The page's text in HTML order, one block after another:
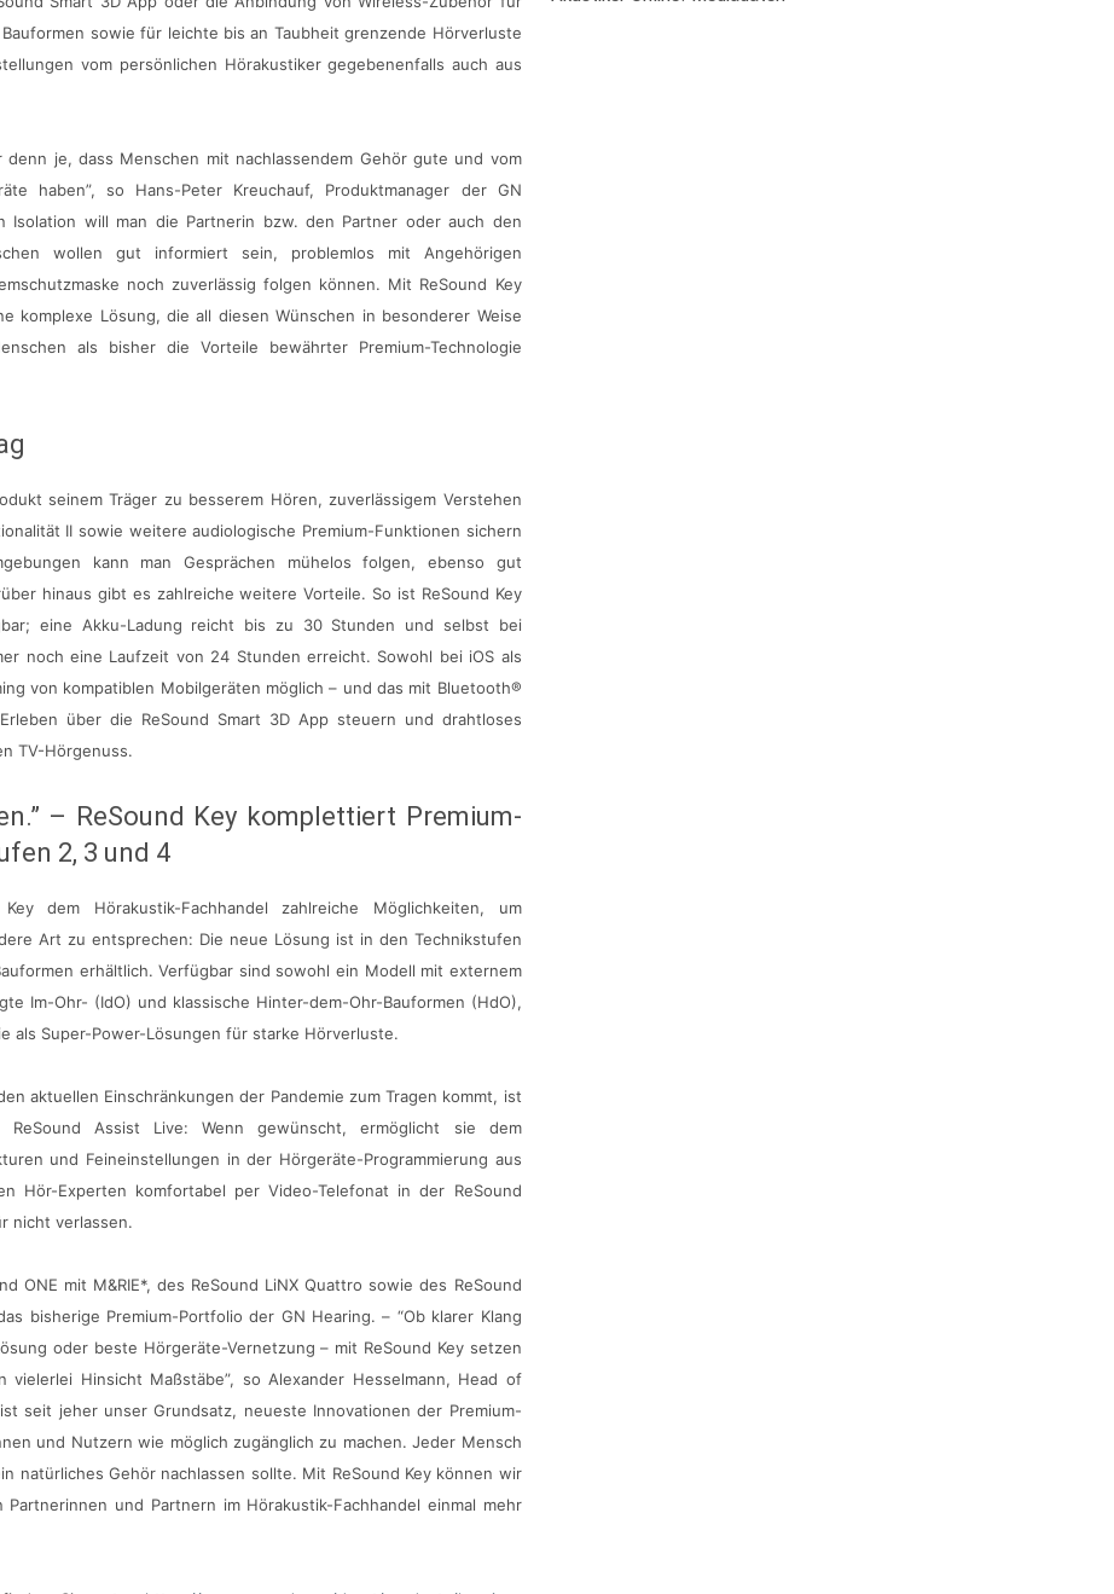
sowie für leichte bis an Taubheit grenzende Hörverluste
vom persönlichen Hörakustiker gegebenenfalls auch aus
je, dass Menschen mit nachlassendem Gehör gute und vom
haben”, so Hans-Peter Kreuchauf, Produktmanager der GN
Isolation will man die Partnerin bzw. den Partner oder auch den
wollen gut informiert sein, problemlos mit Angehörigen
noch zuverlässig folgen können. Mit ReSound Key
komplexe Lösung, die all diesen Wünschen in besonderer Weise
als bisher die Vorteile bewährter Premium-Technologie
seinem Träger zu besserem Hören, zuverlässigem Verstehen
II sowie weitere audiologische Premium-Funktionen sichern
kann man Gesprächen mühelos folgen, ebenso gut
hinaus gibt es zahlreiche weitere Vorteile. So ist ReSound Key
eine Akku-Ladung reicht bis zu 30 Stunden und selbst bei
noch eine Laufzeit von 24 Stunden erreicht. Sowohl bei iOS als
von kompatiblen Mobilgeräten möglich – und das mit Bluetooth®
über die ReSound Smart 3D App steuern und drahtloses
TV-Hörgenuss.
– ReSound Key komplettiert Premium-
2, 3 und 4
dem Hörakustik-Fachhandel zahlreiche Möglichkeiten, um
Art zu entsprechen: Die neue Lösung ist in den Technikstufen
erhältlich. Verfügbar sind sowohl ein Modell mit externem
Im-Ohr- (IdO) und klassische Hinter-dem-Ohr-Bauformen (HdO),
als Super-Power-Lösungen für starke Hörverluste.
aktuellen Einschränkungen der Pandemie zum Tragen kommt, ist
ReSound Assist Live: Wenn gewünscht, ermöglicht sie dem
und Feineinstellungen in der Hörgeräte-Programmierung aus
Hör-Experten komfortabel per Video-Telefonat in der ReSound
nicht verlassen.
ONE mit M&RIE*, des ReSound LiNX Quattro sowie des ReSound
bisherige Premium-Portfolio der GN Hearing. – “Ob klarer Klang
oder beste Hörgeräte-Vernetzung – mit ReSound Key setzen
Hinsicht Maßstäbe”, so Alexander Hesselmann, Head of
seit jeher unser Grundsatz, neueste Innovationen der Premium-
und Nutzern wie möglich zugänglich zu machen. Jeder Mensch
natürliches Gehör nachlassen sollte. Mit ReSound Key können wir
und Partnern im Hörakustik-Fachhandel einmal mehr